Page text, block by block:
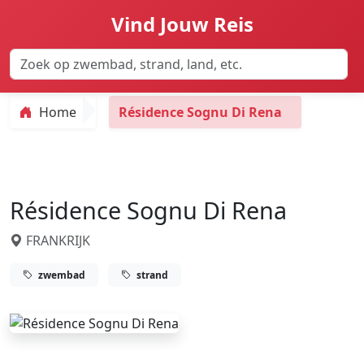
Vind Jouw Reis
Home Résidence Sognu Di Rena
Résidence Sognu Di Rena
FRANKRIJK
zwembad strand